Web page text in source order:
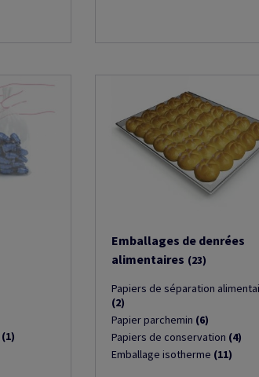
(1)
Emballages de denrées
alimentaires (23)
Papiers de séparation
(2)
Papier parchemin (6)
Papiers de conservation (4)
Emballage isotherme (11)